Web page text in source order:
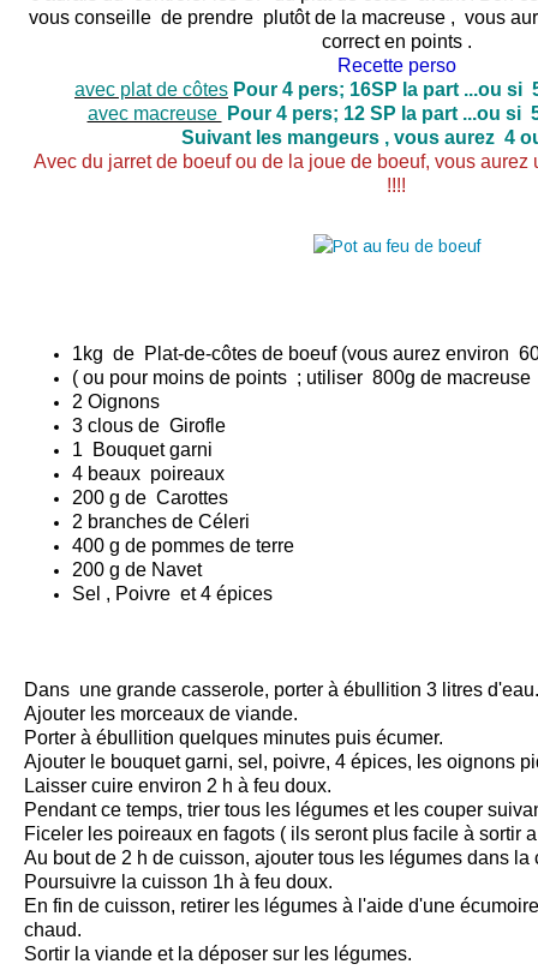
vous conseille de prendre plutôt de la macreuse , vous
correct en points .
Recette perso
avec plat de côtes Pour 4 pers; 16SP la part ...ou si
avec macreuse
Pour 4 pers; 12 SP la part ...ou si
Suivant les mangeurs , vous aurez 4
Avec du jarret de boeuf ou de la joue de boeuf, vous aurez
!!!!
1kg de Plat-de-côtes de boeuf (vous aurez environ
( ou pour moins de points ; utiliser 800g de macreuse
2 Oignons
3 clous de Girofle
1 Bouquet garni
4 beaux poireaux
200 g de Carottes
2 branches de Céleri
400 g de pommes de terre
200 g de Navet
Sel , Poivre et 4 épices
Dans une grande casserole, porter à ébullition 3 litres d'eau.
Ajouter les morceaux de viande.
Porter à ébullition quelques minutes puis écumer.
Ajouter le bouquet garni, sel, poivre, 4 épices, les oignons
Laisser cuire environ 2 h à feu doux.
Pendant ce temps, trier tous les légumes et les couper
Ficeler les poireaux en fagots ( ils seront plus facile à sortir
Au bout de 2 h de cuisson, ajouter tous les légumes dans la
Poursuivre la cuisson 1h à feu doux.
En fin de cuisson, retirer les légumes à l'aide d'une
chaud.
Sortir la viande et la déposer sur les légumes.